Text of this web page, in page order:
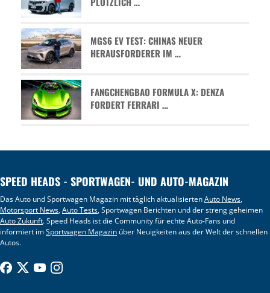
MGS6 EV TEST: CHINAS NEUER
HERAUSFORDERER IM …
FANGCHENGBAO FORMULA X: DENZA
FORDERT FERRARI …
SPEED HEADS - SPORTWAGEN- UND AUTO-MAGAZIN
Das Auto und Sportwagen Magazin mit täglich aktualisiertenAuto News,
Motorsport News,Auto Tests, Sportwagen Berichten und der streng geheimen
Auto Zukunft. Speed Heads ist die Community für echte Auto-Fans und
informiert imSportwagen Magazin über Neuigkeiten aus der Welt der schnellen
Autos.